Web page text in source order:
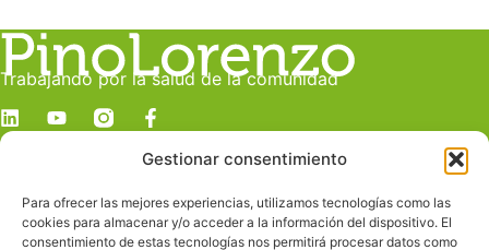
Gestionar consentimiento
Para ofrecer las mejores experiencias, utilizamos tecnologías como las
cookies para almacenar y/o acceder a la información del dispositivo. El
consentimiento de estas tecnologías nos permitirá procesar datos como
Trabajando por la salud de la comunidad
Despacho E
Las Palmas de Gran Canaria